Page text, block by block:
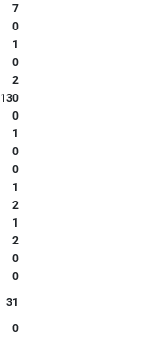
7
0
1
0
2
130
0
1
0
0
1
2
1
2
0
0
31
0